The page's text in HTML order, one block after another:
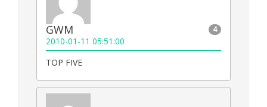
4
GWM
2010-01-11 05:51:00
TOP FIVE